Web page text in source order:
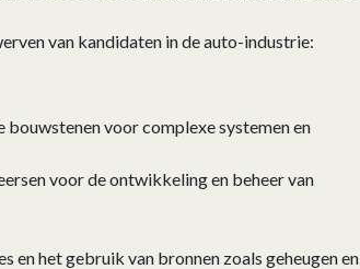
van kandidaten in de auto-industrie:
voor complexe systemen en
voor de ontwikkeling en beheer van
en het gebruik van bronnen zoals geheugen en